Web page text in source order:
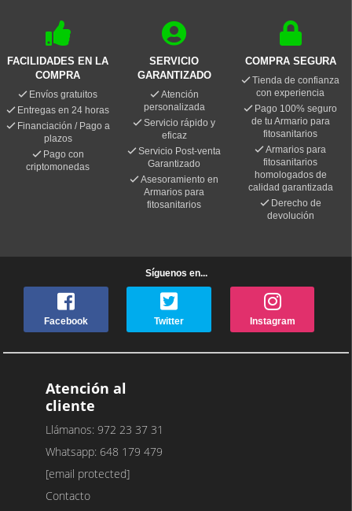
FACILIDADES EN LA
COMPRA
Envíos gratuitos
Entregas en 24 horas
Financiación / Pago a
plazos
Pago con
criptomonedas
SERVICIO
GARANTIZADO
Atención
personalizada
Servicio rápido y
eficaz
Servicio Post-venta
Garantizado
Asesoramiento en
Armarios para
fitosanitarios
COMPRA SEGURA
Tienda de confianza
con experiencia
Pago 100% seguro
de tu Armario para
fitosanitarios
Armarios para
fitosanitarios
homologados de
calidad garantizada
Derecho de
devolución
Síguenos en...
Facebook Twitter Instagram
Atención al
cliente
Llámanos: 972 23 37 31
Whatsapp: 648 179 479
[email protected]
Contacto